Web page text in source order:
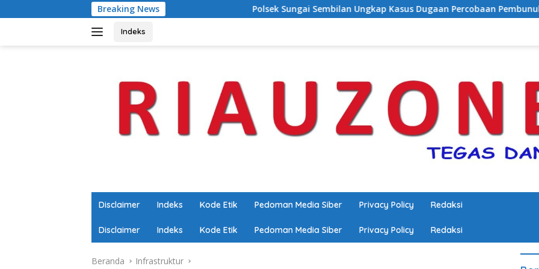
ke
Breaking News Polsek Sungai Sembilan Ungkap Kasus Dugaan Percobaan Pembunuhan Berencana,
Indeks
Disclaimer Indeks Kode Etik Pedoman Media Siber Privacy Policy Redaksi
Disclaimer Indeks Kode Etik Pedoman Media Siber Privacy Policy Redaksi
Beranda Infrastruktur